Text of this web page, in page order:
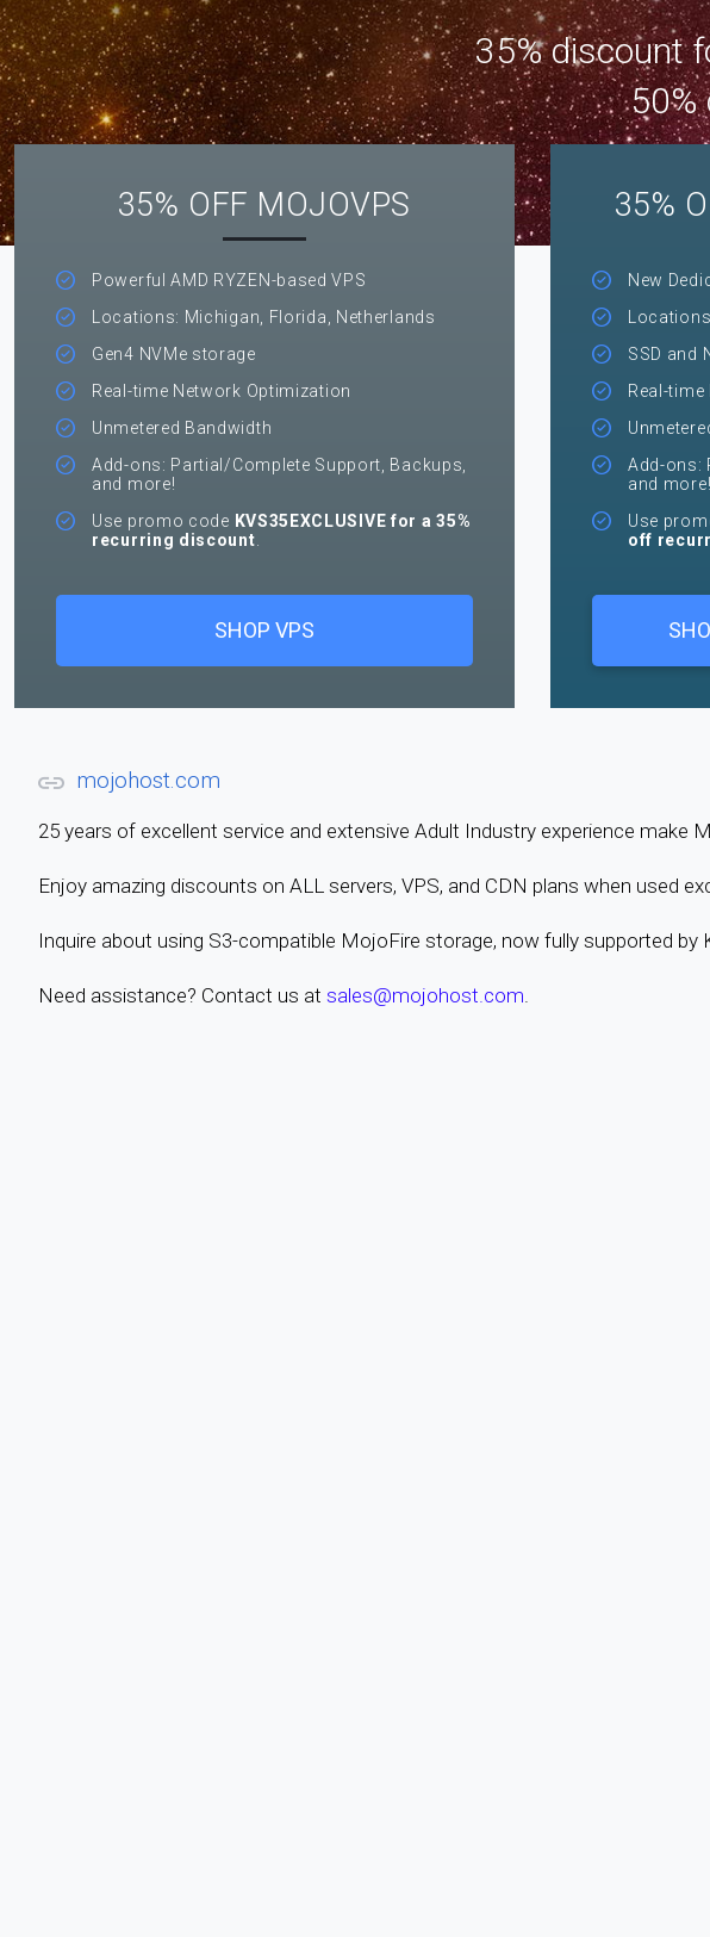
35% discount
50%
35% OFF MOJOVPS
Powerful AMD RYZEN-based VPS
Locations: Michigan, Florida, Netherlands
Gen4 NVMe storage
Real-time Network Optimization
Unmetered Bandwidth
Add-ons: Partial/Complete Support, Backups,
and more!
Use promo code KVS35EXCLUSIVE for a 35%
recurring discount
SHOP VPS
35%
New
SSD and
Real-
Add-ons:
and more!
Use
off
mojohost.com
25 years of excellent service and extensive Adult Industry experience
Enjoy amazing discounts on ALL servers, VPS, and CDN plans when used
Inquire about using S3-compatible MojoFire storage, now fully supported by
Need assistance? Contact us at sales@mojohost.com.